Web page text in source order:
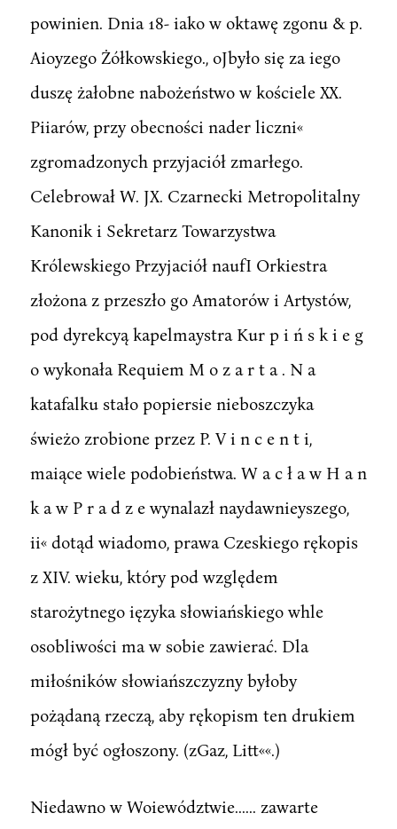
powinien. Dnia 18- iako w oktawę zgonu & p.
Aioyzego Żółkowskiego., oJbyło się za iego
duszę żałobne nabożeństwo w kościele XX.
Piiarów, przy obecności nader liczni«
zgromadzonych przyjaciół zmarłego.
Celebrował W. JX. Czarnecki Metropolitalny
Kanonik i Sekretarz Towarzystwa
Królewskiego Przyjaciół naufI Orkiestra
złożona z przeszło go Amatorów i Artystów,
pod dyrekcyą kapelmaystra Kur p i ń s k i e g
o wykonała Requiem M o z a r t a . N a
katafalku stało popiersie nieboszczyka
świeżo zrobione przez P. V i n c e n t i,
maiące wiele podobieństwa. W a c ł a w H a n
k a w P r a d z e wynalazł naydawnieyszego,
ii« dotąd wiadomo, prawa Czeskiego rękopis
z XIV. wieku, który pod względem
starożytnego ięzyka słowiańskiego whle
osobliwości ma w sobie zawierać. Dla
miłośników słowiańszczyzny byłoby
pożądaną rzeczą, aby rękopism ten drukiem
mógł być ogłoszony. (zGaz, Litt««.)
Niedawno w Woiewództwie...... zawarte